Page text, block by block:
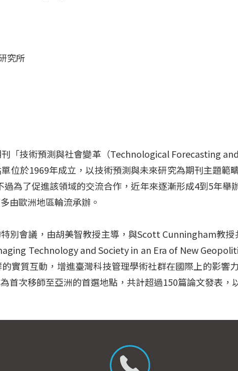
究所
「技術預測與社會變革（Technological Forecasting
位於1969年成立，以技術預測與未來研究為期刊主題範
為了促進該領域的交流合作，近年來逐漸形成4到5年
由歐洲地區輪流承辦。
別會議，由胡美智教授主導，與Scott Cunningham教
Technology and Society in an Era of New
實質互動，增進臺灣科技管理學術社群在國際上的影響
首次移師至亞洲的首選地點，共計超過150篇論文發表，